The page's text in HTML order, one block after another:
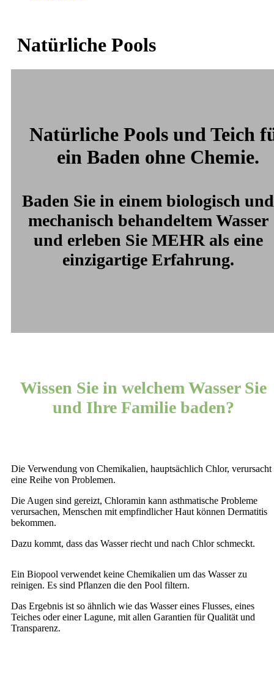
Natürliche Pools
Natürliche Pools und Teich
ein Baden ohne Chemie.
Baden Sie in einem biologisch und
mechanisch behandeltem Wasser
und erleben Sie MEHR als eine
einzigartige Erfahrung.
Wissen Sie in welchem Wasser Sie
und Ihre Familie baden?
Die Verwendung von Chemikalien, hauptsächlich Chlor, verursacht
eine Reihe von Problemen.
Die Augen sind gereizt, Chloramin kann asthmatische Probleme
verursachen, Menschen mit empfindlicher Haut können Dermatitis
bekommen.
Dazu kommt, dass das Wasser riecht und nach Chlor schmeckt.
Ein Biopool verwendet keine Chemikalien um das Wasser zu
reinigen. Es sind Pflanzen die den Pool filtern.
Das Ergebnis ist so ähnlich wie das Wasser eines Flusses, eines
Teiches oder einer Lagune, mit allen Garantien für Qualität und
Transparenz.